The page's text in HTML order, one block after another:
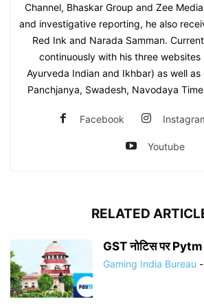
Channel, Bhaskar Group and Zee
and investigative reporting, he also
Red Ink and Narada Samman.
continuously with his three websites
Ayurveda Indian and Ikhbar) as well
Panchjanya, Swadesh, Navodaya
Facebook
Youtube
RELATED
GST नोटिस पर Pytm
Gaming India Bureau -